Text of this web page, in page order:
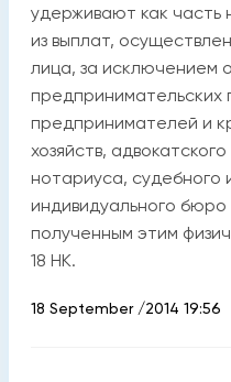
удерживают как часть
из выплат,
лица, за исключением
предпринимательских
предпринимателей и
хозяйств,
нотариуса, судебного
индивидуального
полученным этим
18 НК.
18 September /2014 19:56